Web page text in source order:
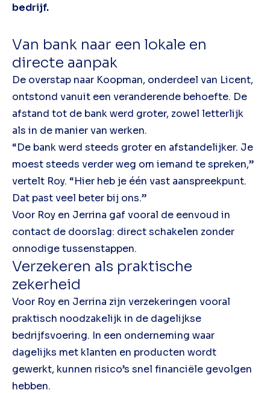
bedrijf.
Van bank naar een lokale en
directe aanpak
De overstap naar Koopman, onderdeel van Licent,
ontstond vanuit een veranderende behoefte. De
afstand tot de bank werd groter, zowel letterlijk
als in de manier van werken.
“De bank werd steeds groter en afstandelijker. Je
moest steeds verder weg om iemand te spreken,”
vertelt Roy. “Hier heb je één vast aanspreekpunt.
Dat past veel beter bij ons.”
Voor Roy en Jerrina gaf vooral de eenvoud in
contact de doorslag: direct schakelen zonder
onnodige tussenstappen.
Verzekeren als praktische
zekerheid
Voor Roy en Jerrina zijn verzekeringen vooral
praktisch noodzakelijk in de dagelijkse
bedrijfsvoering. In een onderneming waar
dagelijks met klanten en producten wordt
gewerkt, kunnen risico’s snel financiële gevolgen
hebben.